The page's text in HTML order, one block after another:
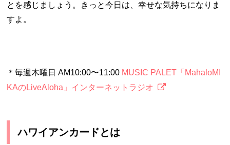
とを感じましょう。きっと今日は、幸せな気持ちになりま
すよ。
＊毎週木曜日 AM10:00〜11:00 MUSIC PALET「MahaloMI
KAのLiveAloha」インターネットラジオ
ハワイアンカードとは